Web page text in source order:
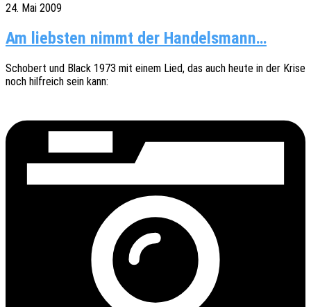
24. Mai 2009
Am liebsten nimmt der Handelsmann…
Scho­bert und Black 1973 mit einem Lied, das auch heute in der Krise
noch hilf­reich sein kann: